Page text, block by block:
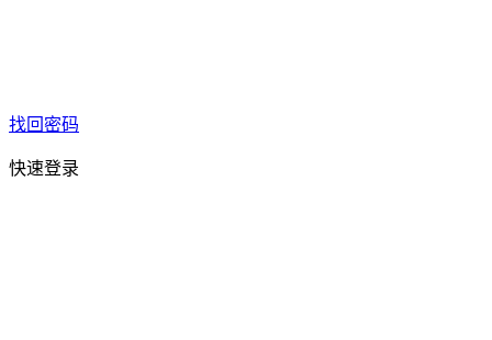
找回密码
快速登录